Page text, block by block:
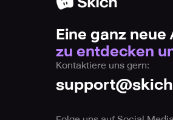
Eine ganz
zu entdecken
Kontaktiere uns gern: